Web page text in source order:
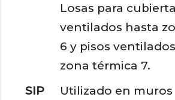
Losas para
ventilados hasta
6 y pisos
zona térmica 7.
SIP
Utilizado en muros